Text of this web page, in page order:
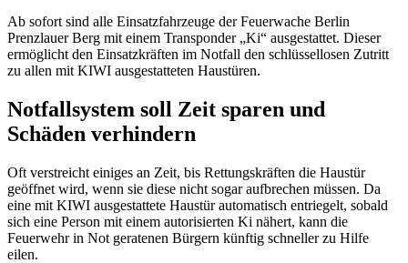
Ab sofort sind alle Einsatzfahrzeuge der Feuerwache Berlin
Prenzlauer Berg mit einem Transponder „Ki“ ausgestattet. Dieser
ermöglicht den Einsatzkräften im Notfall den schlüssellosen Zutritt
zu allen mit KIWI ausgestatteten Haustüren.
Notfallsystem soll Zeit sparen und
Schäden verhindern
Oft verstreicht einiges an Zeit, bis Rettungskräften die Haustür
geöffnet wird, wenn sie diese nicht sogar aufbrechen müssen. Da
eine mit KIWI ausgestattete Haustür automatisch entriegelt, sobald
sich eine Person mit einem autorisierten Ki nähert, kann die
Feuerwehr in Not geratenen Bürgern künftig schneller zu Hilfe
eilen.